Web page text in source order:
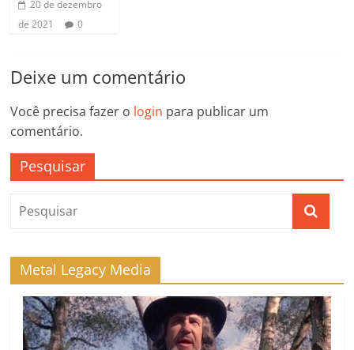
20 de dezembro
de 2021
0
Deixe um comentário
Você precisa fazer o login para publicar um
comentário.
Pesquisar
Metal Legacy Media